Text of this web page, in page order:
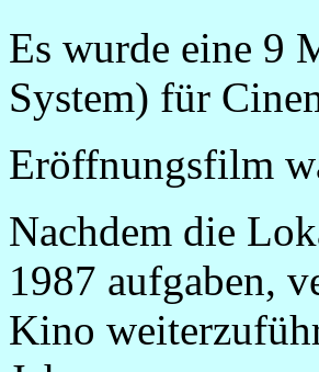
Es wurde eine 9
System) für
Eröffnungsfilm
Nachdem die
1987 aufgaben,
Kino